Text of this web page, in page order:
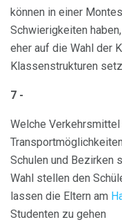
können in einer
Schwierigkeiten
eher auf die Wahl der
Klassenstrukturen
7 -
Welche
Schulen und Bezirken
Wahl stellen den
lassen die Eltern am
Studenten zu gehen